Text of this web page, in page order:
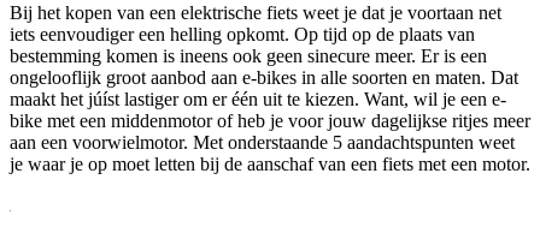
Bij het kopen van een elektrische fiets weet je dat je voortaan net
iets eenvoudiger een helling opkomt. Op tijd op de plaats van
bestemming komen is ineens ook geen sinecure meer. Er is een
ongelooflijk groot aanbod aan e-bikes in alle soorten en maten. Dat
maakt het júíst lastiger om er één uit te kiezen. Want, wil je een e-
bike met een middenmotor of heb je voor jouw dagelijkse ritjes meer
aan een voorwielmotor. Met onderstaande 5 aandachtspunten weet
je waar je op moet letten bij de aanschaf van een fiets met een motor.